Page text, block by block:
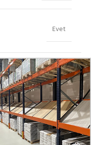
Evet